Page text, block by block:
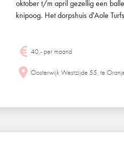
oktober t/m april gezellig een
knipoog. Het dorpshuis d'Aole
40,- per maand
Oosterwijk Westzijde 55, te